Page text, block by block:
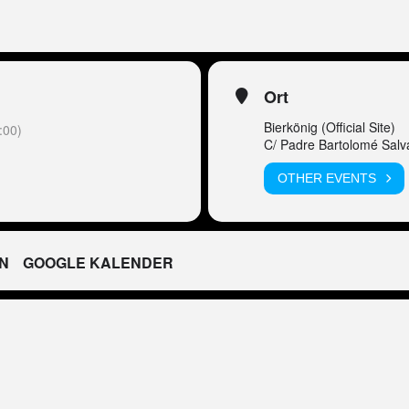
Ort
Bierkönig (Official Site)
C/ Padre Bartolomé
OTHER EVENTS
GOOGLE KALENDER